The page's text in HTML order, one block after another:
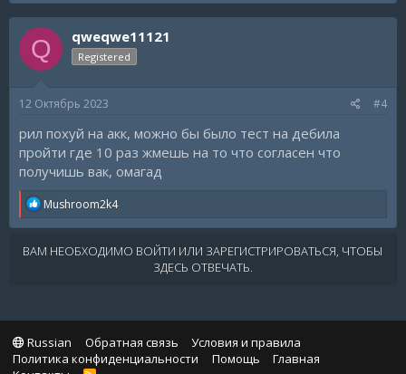
Q qweqwe11121
Registered
12 Октябрь 2023 #4
рил похуй на акк, можно бы было тест на дебила
пройти где 10 раз жмешь на то что согласен что
получишь вак, омагад
R
a
c
t
s
Mushroom2k4
ВАМ НЕОБХОДИМО ВОЙТИ ИЛИ ЗАРЕГИСТРИРОВАТЬСЯ, ЧТОБЫ
ЗДЕСЬ ОТВЕЧАТЬ.
Russian Обратная связь
Условия и правила
Политика конфиденциальности
Помощь
Главная